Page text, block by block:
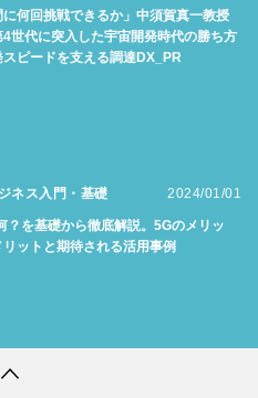
に何回挑戦できるか」中須賀真一教授
4世代に突入した宇宙開発時代の勝ち方
スピードを支える調達DX_PR
ネス入門・基礎 2024/01/01
？を基礎から徹底解説。5Gのメリッ
リットと期待される活用事例
ス